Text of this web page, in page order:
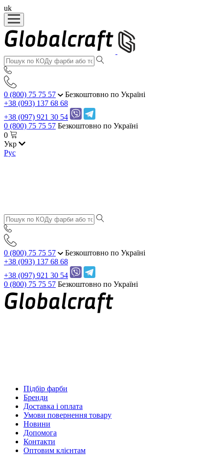
uk
0 (800) 75 75 57
Безкоштовно по Україні
+38 (093) 137 68 68
+38 (097) 921 30 54
0 (800) 75 75 57 Безкоштовно по Україні
0
Укр
Рус
0 (800) 75 75 57
Безкоштовно по Україні
+38 (093) 137 68 68
+38 (097) 921 30 54
0 (800) 75 75 57 Безкоштовно по Україні
Підбір фарби
Бренди
Доставка і оплата
Умови повернення товару
Новини
Допомога
Контакти
Оптовим клієнтам